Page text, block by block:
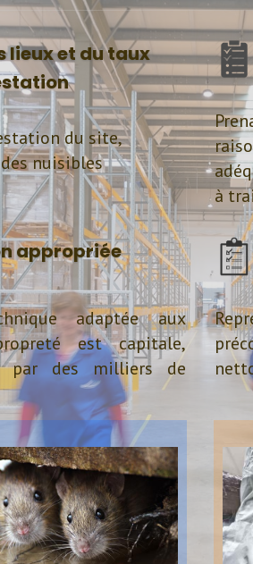
lieux et du taux
du site,
nuisibles
à
appropriée
adaptée aux
est capitale,
par des milliers de